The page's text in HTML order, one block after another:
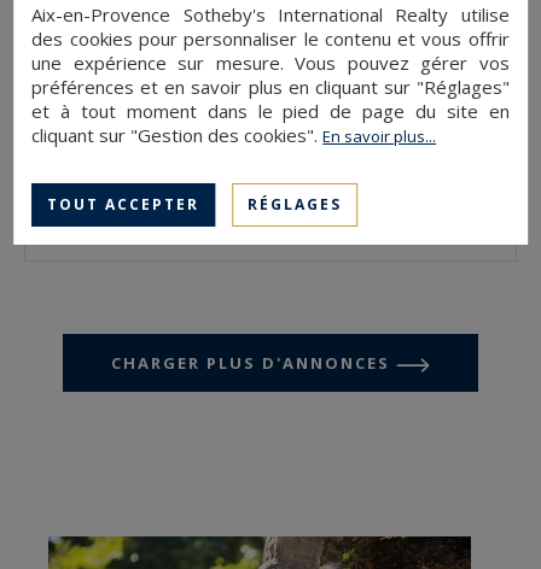
MAISON 1300M² 12PIÈCES
5 145 000 €
CHARGER PLUS D'ANNONCES
Aix-en-Provence Sotheby's International Realty utilise
des cookies pour personnaliser le contenu et vous offrir
une expérience sur mesure. Vous pouvez gérer vos
préférences et en savoir plus en cliquant sur "Réglages"
et à tout moment dans le pied de page du site en
cliquant sur "Gestion des cookies".En savoir plus...
TOUT ACCEPTER RÉGLAGES